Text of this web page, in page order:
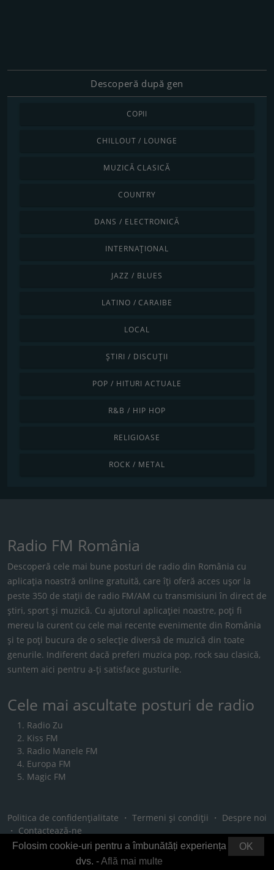
Descoperă după gen
COPII
CHILLOUT / LOUNGE
MUZICĂ CLASICĂ
COUNTRY
DANS / ELECTRONICĂ
INTERNAȚIONAL
JAZZ / BLUES
LATINO / CARAIBE
LOCAL
ȘTIRI / DISCUȚII
POP / HITURI ACTUALE
R&B / HIP HOP
RELIGIOASE
ROCK / METAL
Radio FM România
Descoperă cele mai bune posturi de radio din România cu
aplicația noastră online gratuită, care îți oferă acces ușor la
peste 350 de stații de radio FM/AM cu transmisiuni în direct de
știri, sport și muzică. Cu ajutorul aplicației noastre, poți fi
mereu la curent cu cele mai recente evenimente din România
și te poți bucura de o selecție diversă de muzică din toate
genurile. Indiferent dacă preferi muzica pop, rock sau clasică,
suntem aici pentru a-ți satisface gusturile.
Cele mai ascultate posturi de radio
Radio Zu
Kiss FM
Radio Manele FM
Europa FM
Magic FM
Politica de confidențialitate ・ Termeni și condiții ・ Despre noi
・ Contactează-ne
OK
Folosim cookie-uri pentru a îmbunătăți experiența
dvs. -Află mai multe